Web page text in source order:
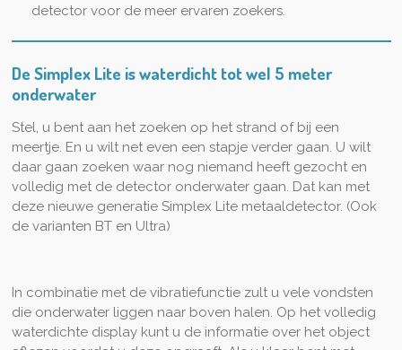
detector voor de meer ervaren zoekers.
De Simplex Lite is waterdicht tot wel 5 meter
onderwater
Stel, u bent aan het zoeken op het strand of bij een
meertje. En u wilt net even een stapje verder gaan. U wilt
daar gaan zoeken waar nog niemand heeft gezocht en
volledig met de detector onderwater gaan. Dat kan met
deze nieuwe generatie Simplex Lite metaaldetector. (Ook
de varianten BT en Ultra)
In combinatie met de vibratiefunctie zult u vele vondsten
die onderwater liggen naar boven halen. Op het volledig
waterdichte display kunt u de informatie over het object